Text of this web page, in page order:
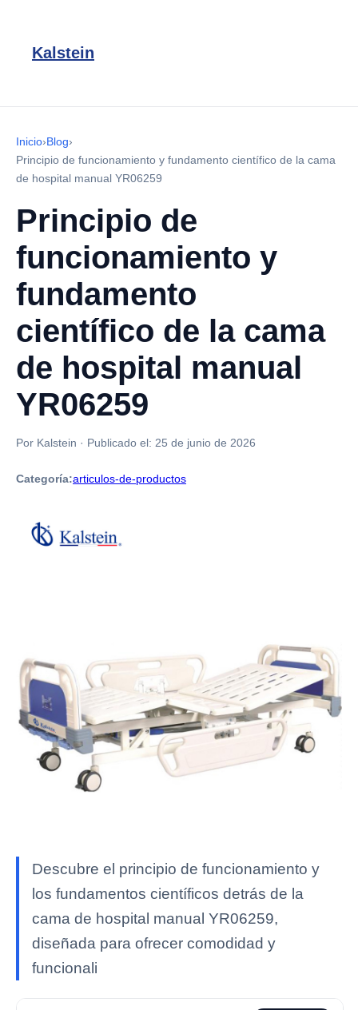
Kalstein
Inicio›Blog›
Principio de funcionamiento y fundamento científico de la cama
de hospital manual YR06259
Principio de
funcionamiento y
fundamento
científico de la cama
de hospital manual
YR06259
Por Kalstein · Publicado el: 25 de junio de 2026
Categoría:articulos-de-productos
Descubre el principio de funcionamiento y
los fundamentos científicos detrás de la
cama de hospital manual YR06259,
diseñada para ofrecer comodidad y
funcionali